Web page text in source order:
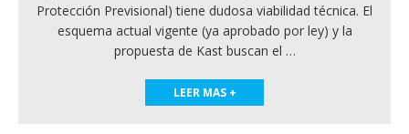
Protección Previsional) tiene dudosa viabilidad técnica. El
esquema actual vigente (ya aprobado por ley) y la
propuesta de Kast buscan el …
LEER MAS +